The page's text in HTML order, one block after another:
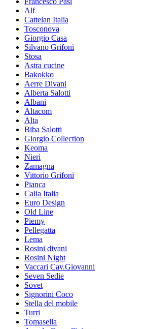
Alf
Cattelan Italia
Tosconova
Giorgio Casa
Silvano Grifoni
Stosa
Astra cucine
Bakokko
Aerre Divani
Alberta Salotti
Albani
Altacom
Alta
Biba Salotti
Giorgio Collection
Keoma
Nieri
Zamagna
Vittorio Grifoni
Pianca
Calia Italia
Euro Design
Old Line
Piemy
Pellegatta
Lema
Rosini divani
Rosini Night
Vaccari Cav.Giovanni
Seven Sedie
Sovet
Signorini Coco
Stella del mobile
Turri
Tomasella